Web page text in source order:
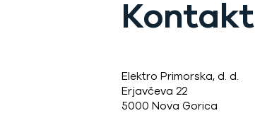
Kontakt
Elektro Primorska, d. d.
Erjavčeva 22
5000 Nova Gorica